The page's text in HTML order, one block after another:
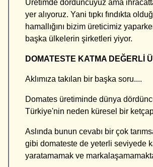
Üretimde dördüncüyüz ama
yer alıyoruz. Yani tıpkı fındıkta
hamallığını bizim üreticimiz
başka ülkelerin şirketleri yiyor.
DOMATESTE KATMA DEĞERLİ
Aklımıza takılan bir başka soru....
Domates üretiminde dünya
Türkiye'nin neden küresel bir
Aslında bunun cevabı bir çok
gibi domateste de yeterli seviyede
yaratamamak ve